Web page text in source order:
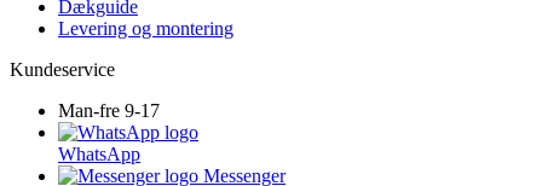
Dækguide
Levering og montering
Kundeservice
Man-fre 9-17
WhatsApp
Messenger